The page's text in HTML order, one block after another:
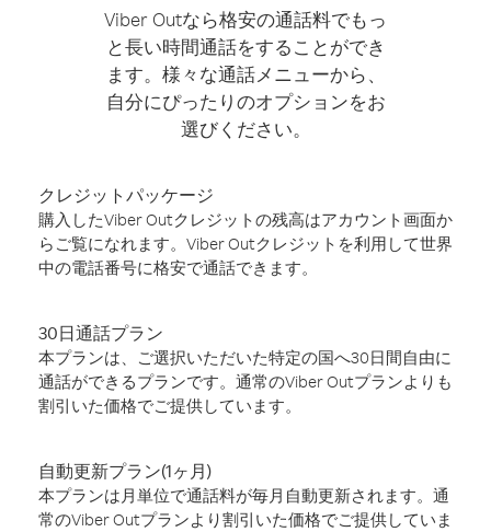
Viber Outなら格安の通話料でもっ
と長い時間通話をすることができ
ます。様々な通話メニューから、
自分にぴったりのオプションをお
選びください。
クレジットパッケージ
購入したViber Outクレジットの残高はアカウント画面か
らご覧になれます。Viber Outクレジットを利用して世界
中の電話番号に格安で通話できます。
30日通話プラン
本プランは、ご選択いただいた特定の国へ30日間自由に
通話ができるプランです。通常のViber Outプランよりも
割引いた価格でご提供しています。
自動更新プラン(1ヶ月)
本プランは月単位で通話料が毎月自動更新されます。通
常のViber Outプランより割引いた価格でご提供していま